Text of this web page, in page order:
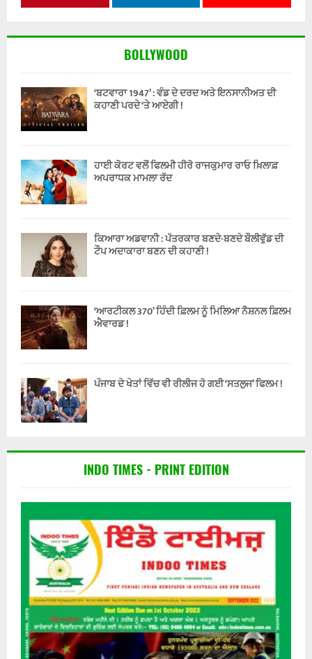
BOLLYWOOD
‘ਬਟਵਾਰਾ 1947’ : ਵੰਡ ਦੇ ਦਰਦ ਅਤੇ ਇਨਸਾਨੀਅਤ ਦੀ
ਕਹਾਣੀ ਪਰਦੇ ‘ਤੇ ਆਏਗੀ !
ਹਾਈ ਕੋਰਟ ਵਲੋਂ ਫਿਲਮੀ ਹੀਰੋ ਰਾਜਕੁਮਾਰ ਰਾਓ ਖ਼ਿਲਾਫ਼
ਅਪਰਾਧਕ ਮਾਮਲਾ ਰੱਦ
ਕਿਆਰਾ ਅਡਵਾਨੀ : ਪੱਤਰਕਾਰ ਬਣਦੇ-ਬਣਦੇ ਬੌਲੀਵੁੱਡ ਦੀ
ਟੌਪ ਅਦਾਕਾਰਾ ਬਣਨ ਦੀ ਕਹਾਣੀ !
‘ਆਰਟੀਕਲ 370’ ਹਿੰਦੀ ਫ਼ਿਲਮ ਨੂੰ ਮਿਲਿਆ ਨੈਸ਼ਨਲ ਫ਼ਿਲਮ
ਐਵਾਰਡ !
ਪੰਜਾਬ ਦੇ ਖੇਤਾਂ ਵਿੱਚ ਵੀ ਰੀਲੀਜ ਹੋ ਗਈ ‘ਸਤਲੁਜ’ ਫਿਲਮ !
INDO TIMES - PRINT EDITION